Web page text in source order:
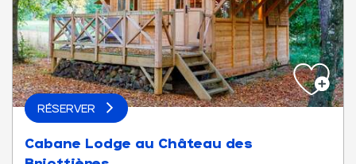
RÉSERVER
Cabane Lodge au Château des